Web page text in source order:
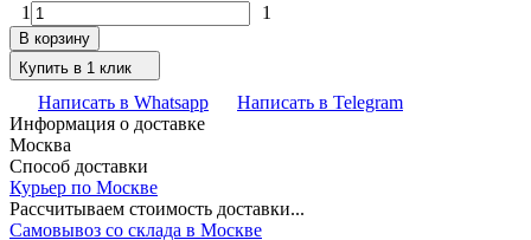
1
1
В корзину
Купить в 1 клик
Написать в Whatsapp
Написать в Telegram
Информация о доставке
Москва
Способ доставки
Курьер по Москве
Рассчитываем стоимость доставки...
Самовывоз со склада в Москве